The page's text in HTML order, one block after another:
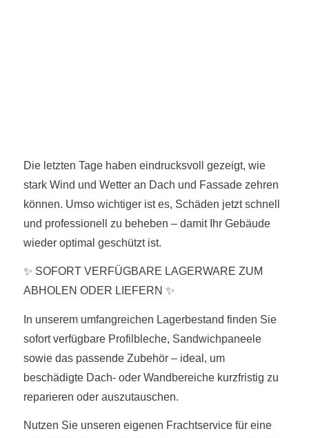
Die letzten Tage haben eindrucksvoll gezeigt, wie
stark Wind und Wetter an Dach und Fassade zehren
können. Umso wichtiger ist es, Schäden jetzt schnell
und professionell zu beheben – damit Ihr Gebäude
wieder optimal geschützt ist.
✨ SOFORT VERFÜGBARE LAGERWARE ZUM
ABHOLEN ODER LIEFERN ✨
In unserem umfangreichen Lagerbestand finden Sie
sofort verfügbare Profilbleche, Sandwichpaneele
sowie das passende Zubehör – ideal, um
beschädigte Dach- oder Wandbereiche kurzfristig zu
reparieren oder auszutauschen.
Nutzen Sie unseren eigenen Frachtservice für eine